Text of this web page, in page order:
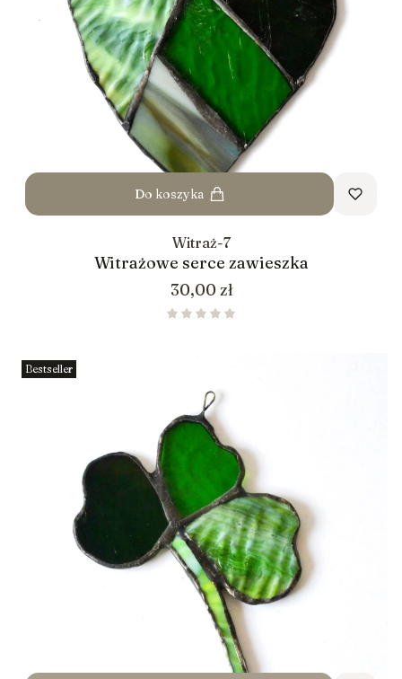
Do koszyka
Witraż-7
Witrażowe serce zawieszka
Cena
30,00 zł
Bestseller